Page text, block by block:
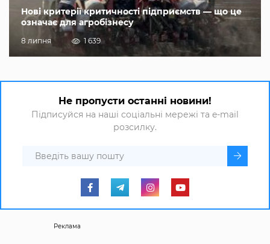
Нові критерії критичності підприємств — що це
означає для агробізнесу
8 липня 1 639
Не пропусти останні новини!
Підписуйся на наші соціальні мережі та e-mail
розсилку.
Реклама